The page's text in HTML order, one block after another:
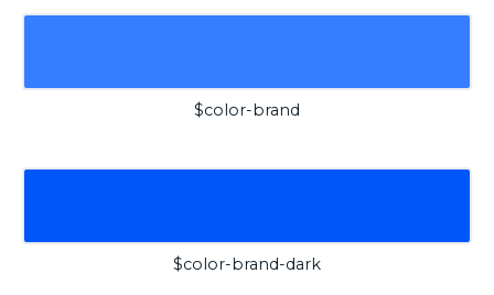
$color-brand
$color-brand-dark